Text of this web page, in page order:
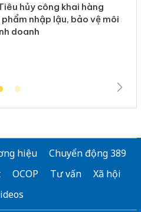
hủy công khai hàng
nhập lậu, bảo vệ môi
doanh
hiệu
Chuyển động 389
OCOP Tư vấn
Xã hội